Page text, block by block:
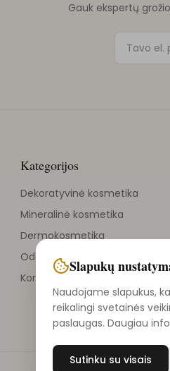
Gauk ekspertų
Kategorijos
Dekoratyvinė kosmetika
Mineralinė kosmetika
Dermokosmetika
Odos priežiūra
Korejietiška kosmetika
Slapukų
Naudojame slapukus,
reikalingi svetainės
paslaugas. Daugiau
Sutinku su visais